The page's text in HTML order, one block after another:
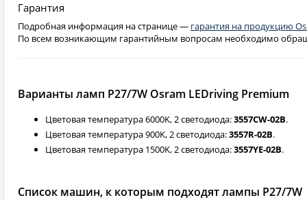
Гарантия
Подробная информация на странице — гарантия на продукцию
По всем возникающим гарантийным вопросам необходимо
Варианты ламп P27/7W Osram LEDriving Premium
Цветовая температура 6000K, 2 светодиода:3557CW-02B.
Цветовая температура 900K, 2 светодиода:3557R-02B.
Цветовая температура 1500K, 2 светодиода:3557YE-02B.
Список машин, к которым подходят лампы P27/7W